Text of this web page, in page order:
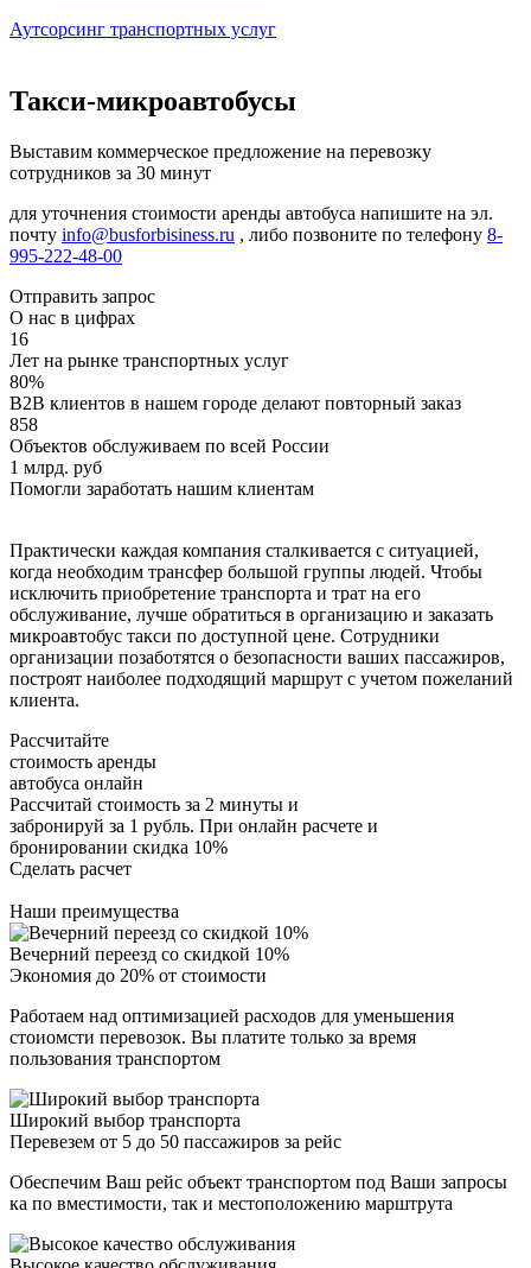
Аутсорсинг транспортных услуг
Такси-микроавтобусы
Выставим коммерческое предложение на перевозку
сотрудников за 30 минут
для уточнения стоимости аренды автобуса напишите на эл.
почту info@busforbisiness.ru , либо позвоните по телефону 8-
995-222-48-00
Отправить запрос
О нас в цифрах
16
Лет на рынке транспортных услуг
80%
B2B клиентов в нашем городе делают повторный заказ
858
Объектов обслуживаем по всей России
1 млрд. руб
Помогли заработать нашим клиентам
Практически каждая компания сталкивается с ситуацией,
когда необходим трансфер большой группы людей. Чтобы
исключить приобретение транспорта и трат на его
обслуживание, лучше обратиться в организацию и заказать
микроавтобус такси по доступной цене. Сотрудники
организации позаботятся о безопасности ваших пассажиров,
построят наиболее подходящий маршрут с учетом пожеланий
клиента.
Рассчитайте
стоимость аренды
автобуса онлайн
Рассчитай стоимость за 2 минуты и
забронируй за 1 рубль. При онлайн расчете и
бронировании скидка 10%
Сделать расчет
Наши преимущества
Вечерний переезд со скидкой 10%
Экономия до 20% от стоимости
Работаем над оптимизацией расходов для уменьшения
стоиомсти перевозок. Вы платите только за время
пользования транспортом
Широкий выбор транспорта
Перевезем от 5 до 50 пассажиров за рейс
Обеспечим Ваш рейс объект транспортом под Ваши запросы
ка по вместимости, так и местоположению марштрута